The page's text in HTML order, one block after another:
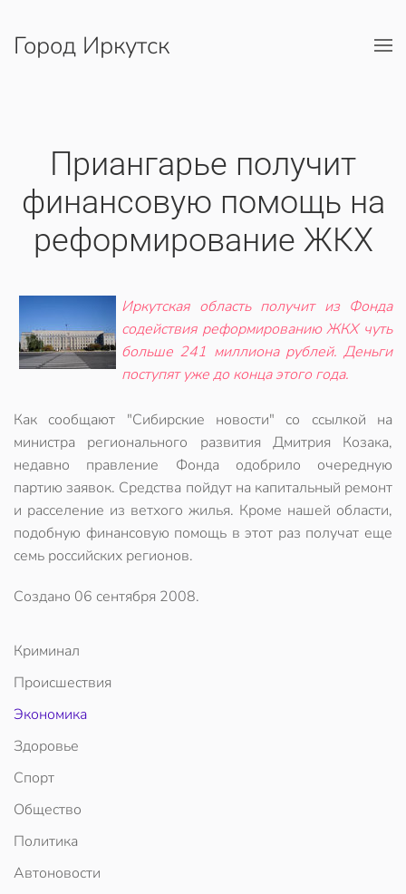
Перейти к содержимому
Город Иркутск
Приангарье получит
финансовую помощь на
реформирование ЖКХ
Иркутская область получит из Фонда
содействия реформированию ЖКХ чуть
больше 241 миллиона рублей. Деньги
поступят уже до конца этого года.
Как сообщают "Сибирские новости" со ссылкой на
министра регионального развития Дмитрия Козака,
недавно правление Фонда одобрило очередную
партию заявок. Средства пойдут на капитальный ремонт
и расселение из ветхого жилья. Кроме нашей области,
подобную финансовую помощь в этот раз получат еще
семь российских регионов.
Создано 06 сентября 2008.
Криминал
Происшествия
Экономика
Здоровье
Спорт
Общество
Политика
Автоновости